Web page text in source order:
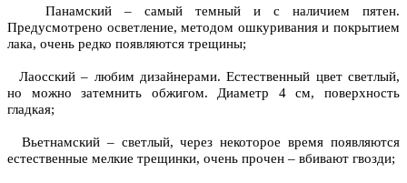
Панамский – самый темный и с наличием пятен.
Предусмотрено осветление, методом ошкуривания и покрытием
лака, очень редко появляются трещины;
Лаосский – любим дизайнерами. Естественный цвет светлый,
но можно затемнить обжигом. Диаметр 4 см, поверхность
гладкая;
Вьетнамский – светлый, через некоторое время появляются
естественные мелкие трещинки, очень прочен – вбивают гвозди;